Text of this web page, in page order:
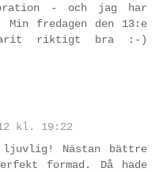
- och jag har
Min fredagen den 13:e
riktigt bra :-)
kl. 19:22
Nästan bättre
formad. Då hade